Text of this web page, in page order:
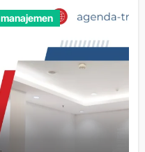
manajemen